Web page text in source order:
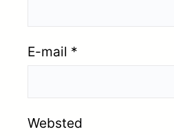
E-mail *
Websted